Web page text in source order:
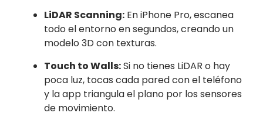
LiDAR Scanning: En iPhone Pro, escanea
todo el entorno en segundos, creando un
modelo 3D con texturas.
Touch to Walls:Si no tienes LiDAR o hay
poca luz, tocas cada pared con el teléfono
y la app triangula el plano por los sensores
de movimiento.